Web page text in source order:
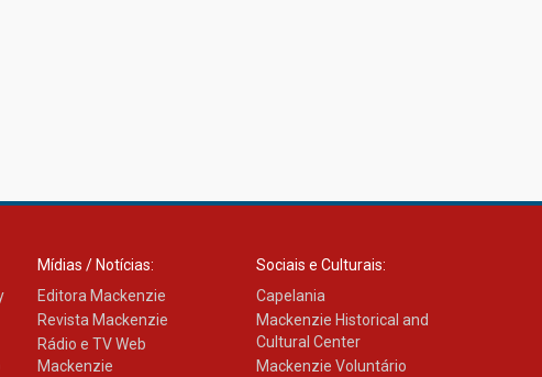
Mídias / Notícias:
Editora Mackenzie
Revista Mackenzie
Rádio e TV Web
Mackenzie
Sociais e Culturais:
Capelania
Mackenzie Historical and
Cultural Center
Mackenzie Voluntário